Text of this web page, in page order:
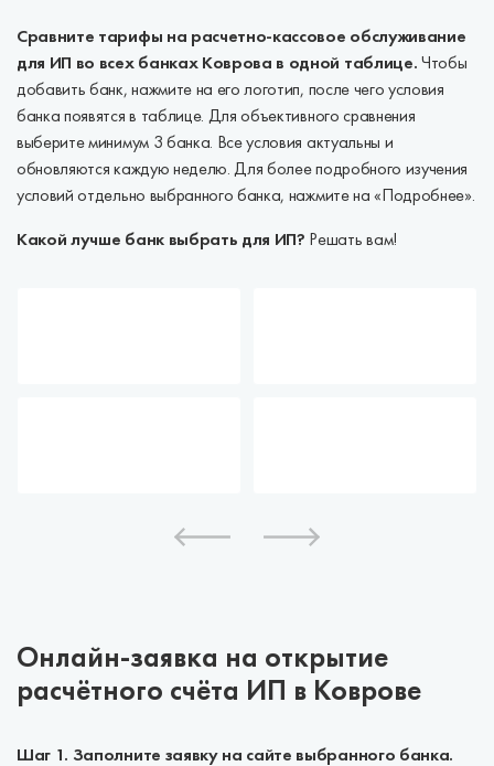
Сравните тарифы на расчетно-кассовое обслуживание
для ИП во всех банках Коврова в одной таблице. Чтобы
добавить банк, нажмите на его логотип, после чего условия
банка появятся в таблице. Для объективного сравнения
выберите минимум 3 банка. Все условия актуальны и
обновляются каждую неделю. Для более подробного изучения
условий отдельно выбранного банка, нажмите на «Подробнее».
Какой лучше банк выбрать для ИП? Решать вам!
Онлайн-заявка на открытие
расчётного счёта ИП в Коврове
Шаг 1. Заполните заявку на сайте выбранного банка.